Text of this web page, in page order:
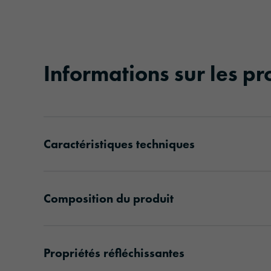
Informations sur les
Caractéristiques techniques
Composition du produit
Propriétés réfléchissantes